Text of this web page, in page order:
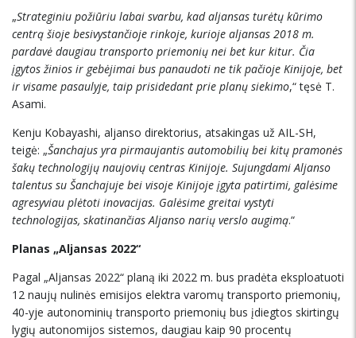
„Strateginiu požiūriu labai svarbu, kad aljansas turėtų kūrimo
centrą šioje besivystančioje rinkoje, kurioje aljansas 2018 m.
pardavė daugiau transporto priemonių nei bet kur kitur. Čia
įgytos žinios ir gebėjimai bus panaudoti ne tik pačioje Kinijoje, bet
ir visame pasaulyje, taip prisidedant prie planų siekimo,“ tęsė T.
Asami.
Kenju Kobayashi, aljanso direktorius, atsakingas už AIL-SH,
teigė: „Šanchajus yra pirmaujantis automobilių bei kitų pramonės
šakų technologijų naujovių centras Kinijoje. Sujungdami Aljanso
talentus su Šanchajuje bei visoje Kinijoje įgyta patirtimi, galėsime
agresyviau plėtoti inovacijas. Galėsime greitai vystyti
technologijas, skatinančias Aljanso narių verslo augimą.“
Planas „Aljansas 2022“
Pagal „Aljansas 2022“ planą iki 2022 m. bus pradėta eksploatuoti
12 naujų nulinės emisijos elektra varomų transporto priemonių,
40-yje autonominių transporto priemonių bus įdiegtos skirtingų
lygių autonomijos sistemos, daugiau kaip 90 procentų